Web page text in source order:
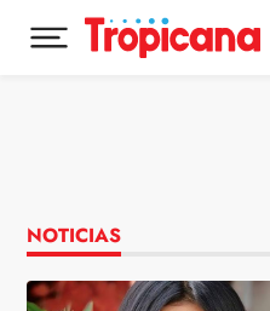
Desplegar menú principal
NOTICIAS